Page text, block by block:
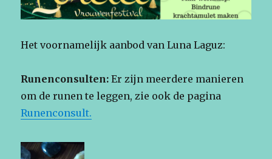
Het voornamelijk aanbod van Luna Laguz:
Runenconsulten: Er zijn meerdere manieren
om de runen te leggen, zie ook de pagina
Runenconsult.